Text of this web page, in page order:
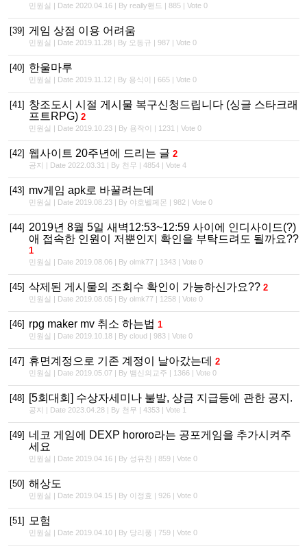
민원실 | Date 2020.04.16 | By really핸드 | 885 | Vote 0
[39] 게임 상점 이용 어려움
민원실 | Date 2019.11.28 | By 오동규 | 987 | Vote 0
[40] 한울마루
민원실 | Date 2019.11.12 | By 용식이 | 665 | Vote 0
[41] 창조도시 시절 게시물 복구신청드립니다 (싱글 스타크래
프트RPG) 2
민원실 | Date 2019.10.23 | By 용작이 | 1231 | Vote 0
[42] 웹사이트 20주년에 드리는 글 2
공지 | Date 2022.03.31 | By 천무 | 4854 | Vote 4
[43] mv게임 apk로 바꿀려는데
민원실 | Date 2019.08.23 | By 야호벨페몬 | 982 | Vote 0
[44] 2019년 8월 5일 새벽12:53~12:59 사이에 인디사이드(?)
애 접속한 인원이 저뿐인지 확인을 부탁드려도 될까요??
1
민원실 | Date 2019.08.06 | By olmk77 | 1343 | Vote 0
[45] 삭제된 게시물의 조회수 확인이 가능하신가요?? 2
민원실 | Date 2019.08.05 | By olmk77 | 1258 | Vote 0
[46] rpg maker mv 취소 하는법 1
민원실 | Date 2019.10.18 | By cloud | 983 | Vote 0
[47] 휴면계정으로 기존 계정이 날아갔는데 2
민원실 | Date 2019.05.07 | By 뱀신의교주 | 1366 | Vote 0
[48] [5회대회] 수상자세미나 불발, 상금 지급등에 관한 공지.
공지 | Date 2023.04.28 | By 천무 | 4353 | Vote 1
[49] 네코 게임에 DEXP hororo라는 공포게임을 추가시켜주
세요
민원실 | Date 2019.04.16 | By 성유찬 | 859 | Vote 0
[50] 해상도
민원실 | Date 2019.04.15 | By 이정효 | 926 | Vote 0
[51] 모험
민원실 | Date 2019.04.10 | By 당리풍 | 759 | Vote 0